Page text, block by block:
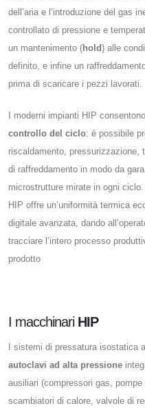
dell’aria e l’introduzione del gas
controllato di pressione e
un mantenimento (hold) alle
definito, e infine un
prima di scaricare i pezzi lavorati.
I moderni impianti HIP
controllo del ciclo: è possibile
riscaldamento, pressurizzazione,
di raffreddamento in modo da
microstrutture mirate in ogni
HIP offre un’uniformità termica
digitale avanzata, dando
tracciare l’intero processo
prodotto​
I macchinari HIP
I sistemi di pressatura isostatica
autoclavi ad alta pressione
ausiliari (compressori gas,
scambiatori di calore, valvole di